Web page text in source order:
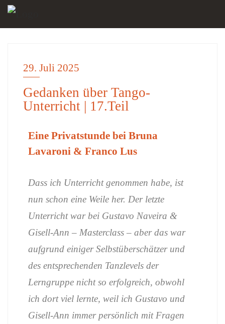
EINSICHTEN
29. Juli 2025
Gedanken über Tango-
Unterricht | 17.Teil
Eine Privatstunde bei Bruna
Lavaroni & Franco Lus
Dass ich Unterricht genommen habe, ist
nun schon eine Weile her. Der letzte
Unterricht war bei Gustavo Naveira &
Gisell-Ann – Masterclass – aber das war
aufgrund einiger Selbstüberschätzer und
des entsprechenden Tanzlevels der
Lerngruppe nicht so erfolgreich, obwohl
ich dort viel lernte, weil ich Gustavo und
Gisell-Ann immer persönlich mit Fragen